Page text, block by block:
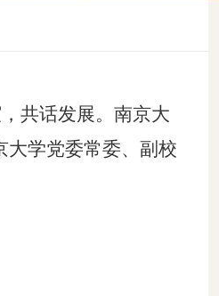
共话发展。南京大
大学党委常委、副校